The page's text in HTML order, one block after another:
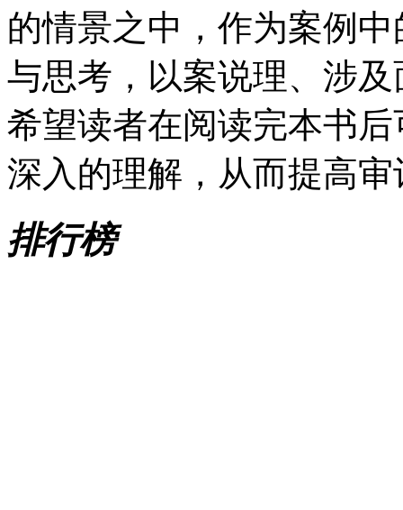
的情景之中，作为案例
与思考，以案说理、涉
希望读者在阅读完本书
深入的理解，从而提高
排行榜